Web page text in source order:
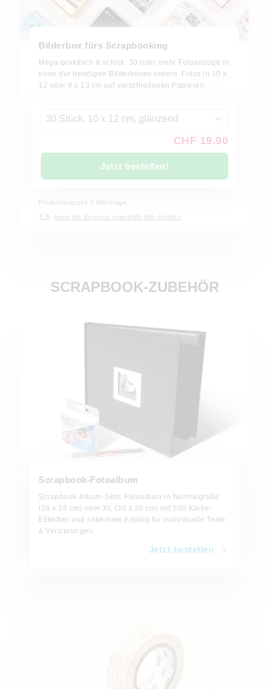
Bilderbox fürs Scrapbooking
Mega-praktisch & schick: 30 oder mehr Fotoabzüge in
einer der trendigen Bilderboxen ordern. Fotos in 10 x
12 oder 9 x 13 cm auf verschiedenen Papieren.
30 Stück, 10 x 12 cm, glänzend
CHF 19.90
Jetzt bestellen!
Produktionszeit 2 Werktage
Auch als Express innerhalb 48h möglich
SCRAPBOOK-ZUBEHÖR
Scrapbook-Fotoalbum
Scrapbook-Album-Sets: Fotoalbum in Normalgröße
(26 x 25 cm) oder XL (30 x 30 cm) mit 500 Klebe-
Etiketten und silbernem Edding für individuelle Texte
& Verzierungen.
Jetzt bestellen